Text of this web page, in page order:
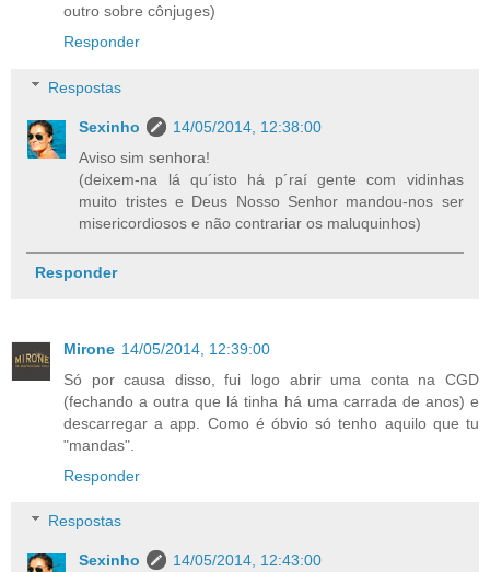
outro sobre cônjuges)
Responder
Respostas
Sexinho
14/05/2014, 12:38:00
Aviso sim senhora!
(deixem-na lá qu´isto há p´raí gente com vidinhas
muito tristes e Deus Nosso Senhor mandou-nos ser
misericordiosos e não contrariar os maluquinhos)
Responder
Mirone 14/05/2014, 12:39:00
Só por causa disso, fui logo abrir uma conta na CGD
(fechando a outra que lá tinha há uma carrada de anos) e
descarregar a app. Como é óbvio só tenho aquilo que tu
"mandas".
Responder
Respostas
Sexinho 14/05/2014, 12:43:00